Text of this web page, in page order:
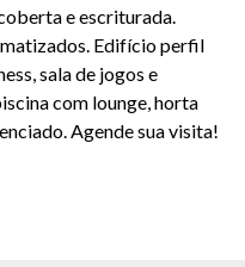
e escriturada.
Edifício perfil
sala de jogos e
com lounge, horta
Agende sua visita!